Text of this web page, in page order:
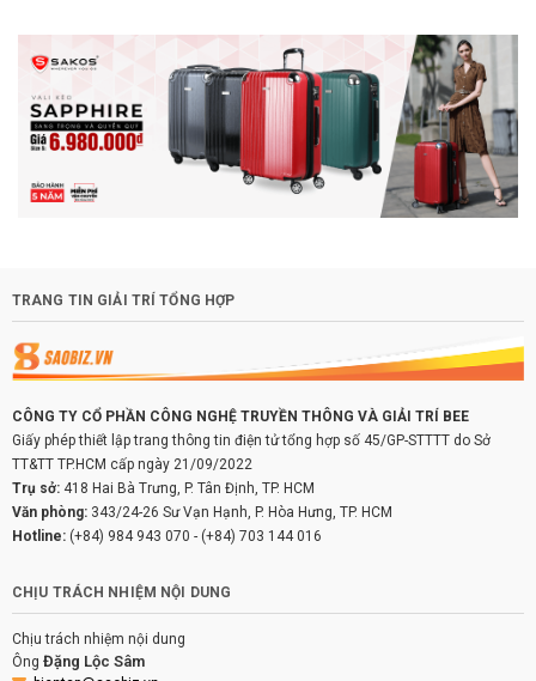
TRANG TIN GIẢI TRÍ TỔNG HỢP
CÔNG TY CỔ PHẦN CÔNG NGHỆ TRUYỀN THÔNG VÀ GIẢI TRÍ BEE
Giấy phép thiết lập trang thông tin điện tử tổng hợp số 45/GP-STTTT do Sở
TT&TT TP.HCM cấp ngày 21/09/2022
Trụ sở: 418 Hai Bà Trưng, P. Tân Định, TP. HCM
Văn phòng: 343/24-26 Sư Vạn Hạnh, P. Hòa Hưng, TP. HCM
Hotline: (+84) 984 943 070 - (+84) 703 144 016
CHỊU TRÁCH NHIỆM NỘI DUNG
Chịu trách nhiệm nội dung
Ông Đặng Lộc Sâm